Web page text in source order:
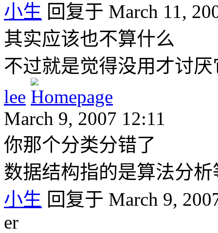
小生 回复于 March 11,
其实应该也不算什么
不过就是觉得没用才讨厌
lee
March 9, 2007 12:11
你那个分类分错了
数据结构指的是算法分析
小生 回复于 March 9,
er